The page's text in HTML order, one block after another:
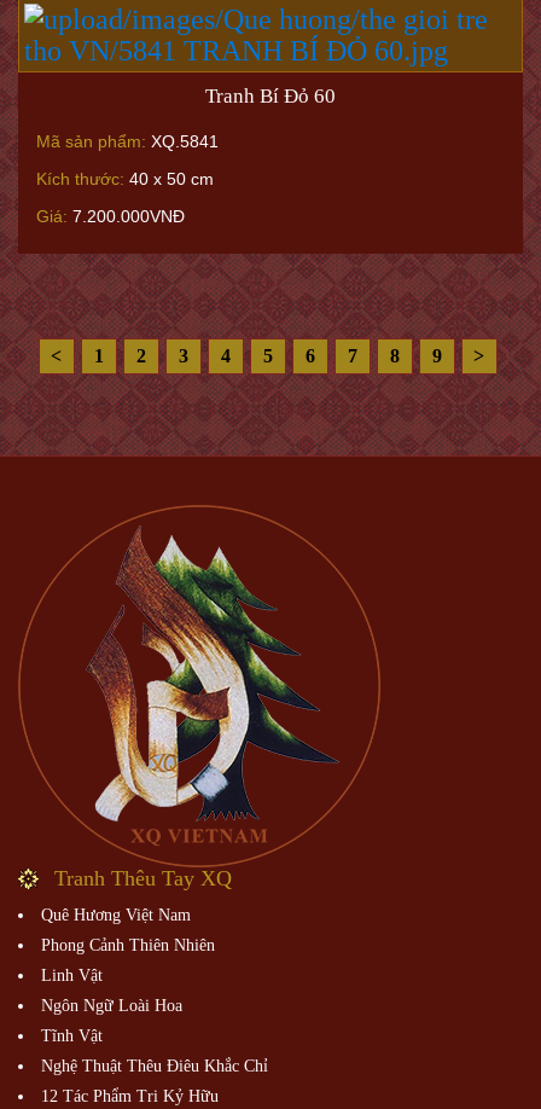
Tranh Bí Đỏ 60
Mã sản phẩm: XQ.5841
Kích thước: 40 x 50 cm
Giá: 7.200.000VNĐ
< 1 2 3 4 5 6 7 8 9 >
Tranh Thêu Tay XQ
Quê Hương Việt Nam
Phong Cảnh Thiên Nhiên
Linh Vật
Ngôn Ngữ Loài Hoa
Tĩnh Vật
Nghệ Thuật Thêu Điêu Khắc Chỉ
12 Tác Phẩm Tri Kỷ Hữu